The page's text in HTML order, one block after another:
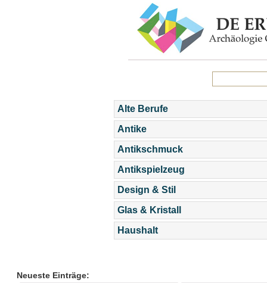
Alte Berufe
Antike
Antikschmuck
Antikspielzeug
Design & Stil
Glas & Kristall
Haushalt
Neueste Einträge: